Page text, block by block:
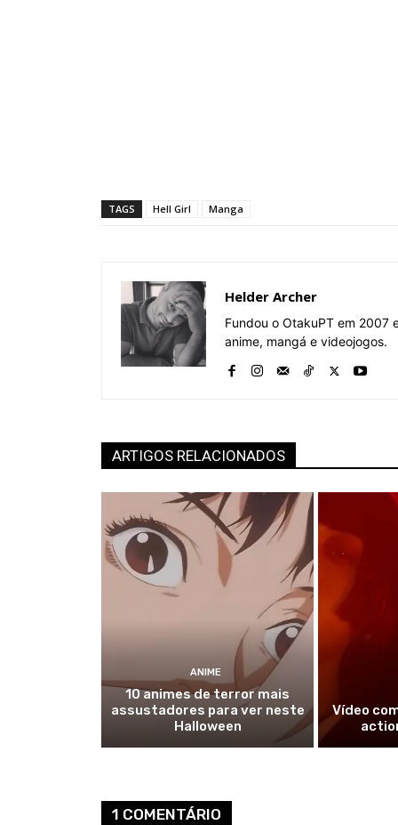
TAGS Hell Girl Manga
Helder Archer
Fundou o OtakuPT em 2007
anime, mangá e videojogos.
ARTIGOS RELACIONADOS
ANIME
10 animes de terror mais
assustadores para ver neste
Halloween
Vídeo
1 COMENTÁRIO